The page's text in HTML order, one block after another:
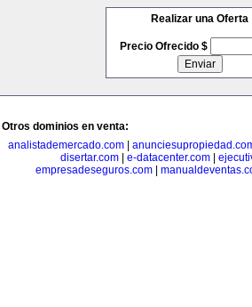
Realizar una Oferta
Precio Ofrecido $
Otros dominios en venta:
analistademercado.com
disertar.com| e-datacenter.com|
empresadeseguros.com